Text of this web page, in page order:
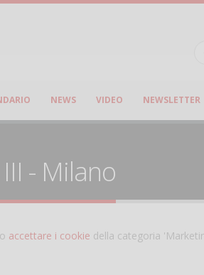
NEWS VIDEO NEWSLETTER
- Milano
accettare i cookie della categoria